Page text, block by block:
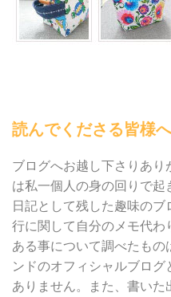
読んでくださる皆様へ
ブログへお越し下さりあ
は私一個人の身の回りで起
日記として残した趣味の
行に関して自分のメモ代
ある事について調べたもの
ンドのオフィシャルブロ
ありません。また、書い